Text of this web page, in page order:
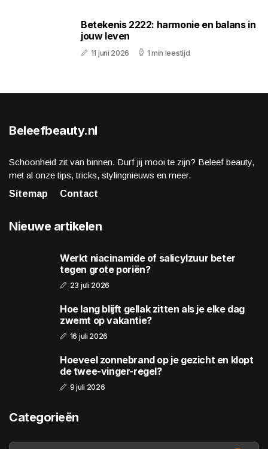
Betekenis 2222: harmonie en balans in
jouw leven
11 juni 2026 1 min leestijd
Beleefbeauty.nl
Schoonheid zit van binnen. Durf jij mooi te zijn? Beleef beauty,
met al onze tips, tricks, stylingnieuws en meer.
Sitemap
Contact
Nieuwe artikelen
Werkt niacinamide of salicylzuur beter
tegen grote poriën?
23 juli 2026
Hoe lang blijft gellak zitten als je elke dag
zwemt op vakantie?
16 juli 2026
Hoeveel zonnebrand op je gezicht en klopt
de twee-vinger-regel?
9 juli 2026
Categorieën